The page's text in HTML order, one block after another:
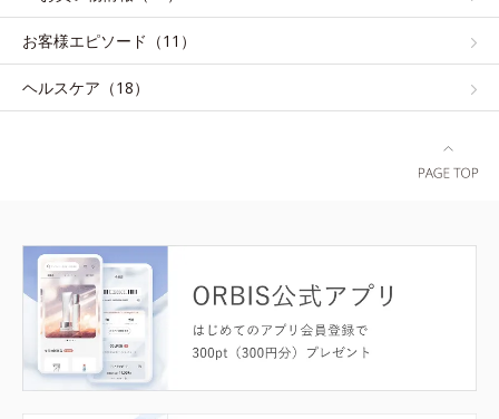
お客様エピソード（11）
ヘルスケア（18）